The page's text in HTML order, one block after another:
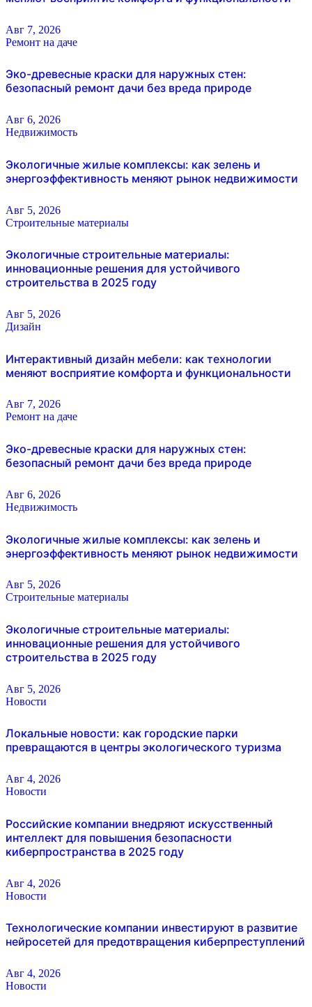
Авг 7, 2026
Ремонт на даче
Эко-древесные краски для наружных стен:
безопасный ремонт дачи без вреда природе
Авг 6, 2026
Недвижимость
Экологичные жилые комплексы: как зелень и
энергоэффективность меняют рынок недвижимости
Авг 5, 2026
Строительные материалы
Экологичные строительные материалы:
инновационные решения для устойчивого
строительства в 2025 году
Авг 5, 2026
Дизайн
Интерактивный дизайн мебели: как технологии
меняют восприятие комфорта и функциональности
Авг 7, 2026
Ремонт на даче
Эко-древесные краски для наружных стен:
безопасный ремонт дачи без вреда природе
Авг 6, 2026
Недвижимость
Экологичные жилые комплексы: как зелень и
энергоэффективность меняют рынок недвижимости
Авг 5, 2026
Строительные материалы
Экологичные строительные материалы:
инновационные решения для устойчивого
строительства в 2025 году
Авг 5, 2026
Новости
Локальные новости: как городские парки
превращаются в центры экологического туризма
Авг 4, 2026
Новости
Российские компании внедряют искусственный
интеллект для повышения безопасности
киберпространства в 2025 году
Авг 4, 2026
Новости
Технологические компании инвестируют в развитие
нейросетей для предотвращения киберпреступлений
Авг 4, 2026
Новости